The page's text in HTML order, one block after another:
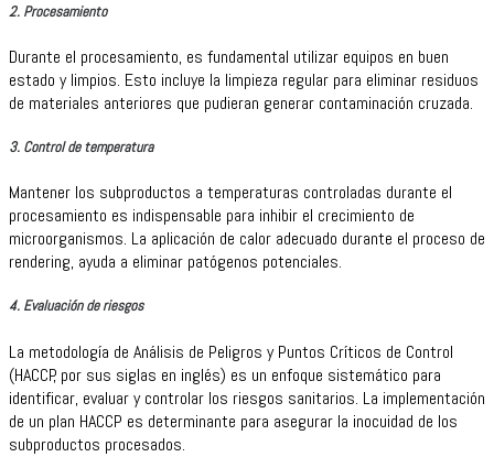
2. Procesamiento
Durante el procesamiento, es fundamental utilizar equipos en buen
estado y limpios. Esto incluye la limpieza regular para eliminar residuos
de materiales anteriores que pudieran generar contaminación cruzada.
3. Control de temperatura
Mantener los subproductos a temperaturas controladas durante el
procesamiento es indispensable para inhibir el crecimiento de
microorganismos. La aplicación de calor adecuado durante el proceso de
rendering, ayuda a eliminar patógenos potenciales.
4. Evaluación de riesgos
La metodología de Análisis de Peligros y Puntos Críticos de Control
(HACCP, por sus siglas en inglés) es un enfoque sistemático para
identificar, evaluar y controlar los riesgos sanitarios. La implementación
de un plan HACCP es determinante para asegurar la inocuidad de los
subproductos procesados.